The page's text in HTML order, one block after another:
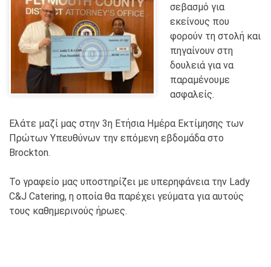
σεβασμό για
εκείνους που
φορούν τη στολή και
πηγαίνουν στη
δουλειά για να
παραμένουμε
ασφαλείς.
Ελάτε μαζί μας στην 3η Ετήσια Ημέρα Εκτίμησης των
Πρώτων Υπευθύνων την επόμενη εβδομάδα στο
Brockton.
Το γραφείο μας υποστηρίζει με υπερηφάνεια την Lady
C&J Catering, η οποία θα παρέχει γεύματα για αυτούς
τους καθημερινούς ήρωες.